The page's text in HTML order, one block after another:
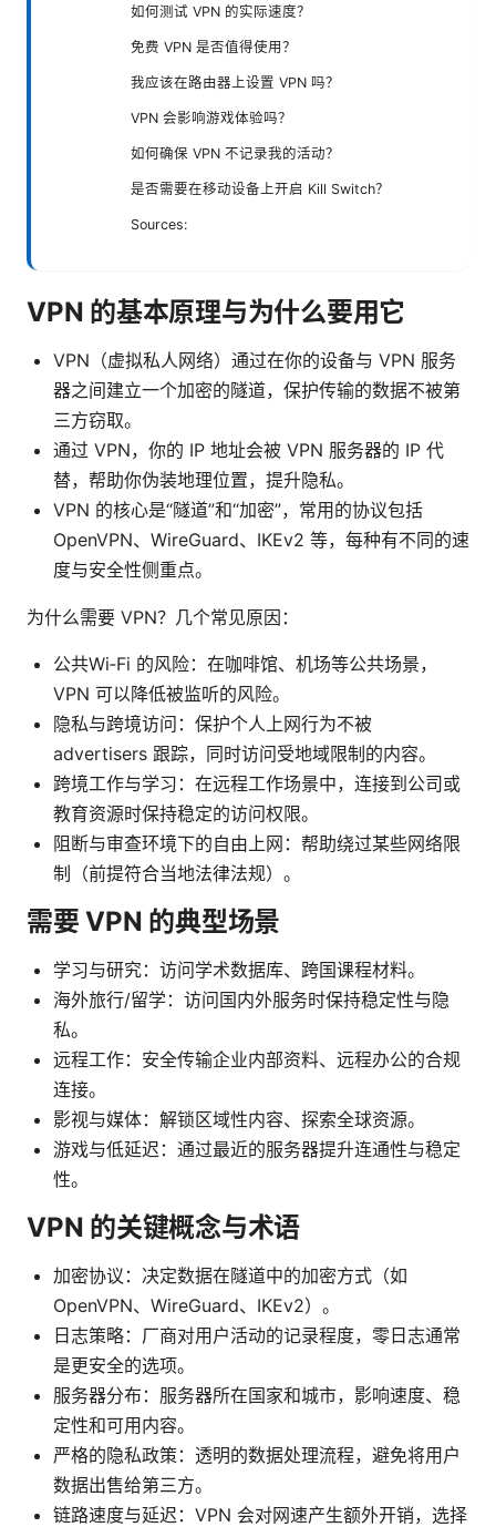
如何测试 VPN 的实际速度？
免费 VPN 是否值得使用？
我应该在路由器上设置 VPN 吗？
VPN 会影响游戏体验吗？
如何确保 VPN 不记录我的活动？
是否需要在移动设备上开启 Kill Switch？
Sources:
VPN 的基本原理与为什么要用它
VPN（虚拟私人网络）通过在你的设备与 VPN 服务
器之间建立一个加密的隧道，保护传输的数据不被第
三方窃取。
通过 VPN，你的 IP 地址会被 VPN 服务器的 IP 代
替，帮助你伪装地理位置，提升隐私。
VPN 的核心是“隧道”和“加密”，常用的协议包括
OpenVPN、WireGuard、IKEv2 等，每种有不同的速
度与安全性侧重点。
为什么需要 VPN？几个常见原因：
公共Wi‑Fi 的风险：在咖啡馆、机场等公共场景，
VPN 可以降低被监听的风险。
隐私与跨境访问：保护个人上网行为不被
advertisers 跟踪，同时访问受地域限制的内容。
跨境工作与学习：在远程工作场景中，连接到公司或
教育资源时保持稳定的访问权限。
阻断与审查环境下的自由上网：帮助绕过某些网络限
制（前提符合当地法律法规）。
需要 VPN 的典型场景
学习与研究：访问学术数据库、跨国课程材料。
海外旅行/留学：访问国内外服务时保持稳定性与隐
私。
远程工作：安全传输企业内部资料、远程办公的合规
连接。
影视与媒体：解锁区域性内容、探索全球资源。
游戏与低延迟：通过最近的服务器提升连通性与稳定
性。
VPN 的关键概念与术语
加密协议：决定数据在隧道中的加密方式（如
OpenVPN、WireGuard、IKEv2）。
日志策略：厂商对用户活动的记录程度，零日志通常
是更安全的选项。
服务器分布：服务器所在国家和城市，影响速度、稳
定性和可用内容。
严格的隐私政策：透明的数据处理流程，避免将用户
数据出售给第三方。
链路速度与延迟：VPN 会对网速产生额外开销，选择